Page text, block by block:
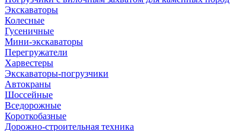
Экскаваторы
Колесные
Гусеничные
Мини-экскаваторы
Перегружатели
Харвестеры
Экскаваторы-погрузчики
Автокраны
Шоссейные
Вседорожные
Короткобазные
Дорожно-строительная техника